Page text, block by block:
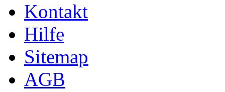
Kontakt
Hilfe
Sitemap
AGB